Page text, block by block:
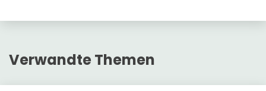
Verwandte Themen